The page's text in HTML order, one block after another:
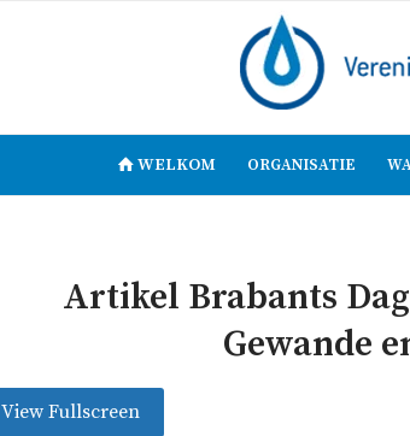
WELKOM ORGANISATIE
Artikel Brabants
Gewande
View Fullscreen